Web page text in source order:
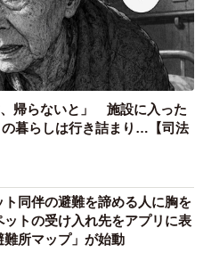
、帰らないと」 施設に入った
暮らしは行き詰まり…【司法
同伴の避難を諦める人に胸を
トの受け入れ先をアプリに表
所マップ」が始動